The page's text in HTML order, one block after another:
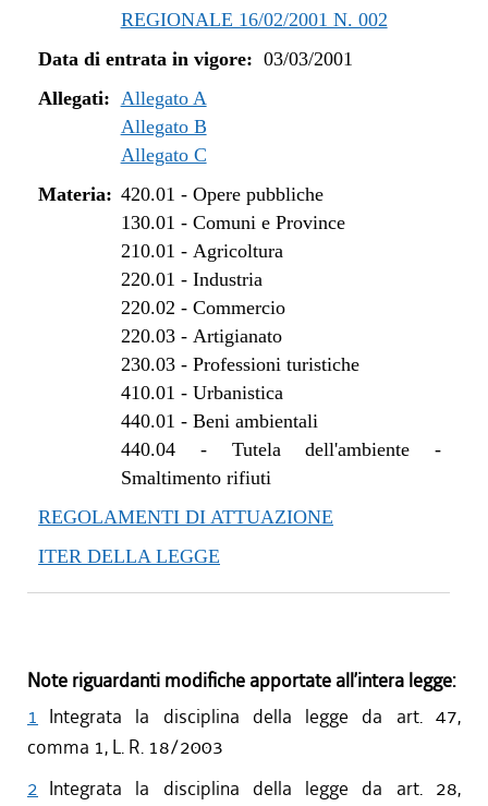
REGIONALE 16/02/2001 N. 002
Data di entrata in vigore: 03/03/2001
Allegati: Allegato A
Allegato B
Allegato C
Materia: 420.01 - Opere pubbliche
130.01 - Comuni e Province
210.01 - Agricoltura
220.01 - Industria
220.02 - Commercio
220.03- Artigianato
230.03- Professioni turistiche
410.01 - Urbanistica
440.01 - Beni ambientali
440.04- Tutela dell'ambiente -
Smaltimento rifiuti
REGOLAMENTI DI ATTUAZIONE
ITER DELLA LEGGE
Note riguardanti modifiche apportate all’intera legge:
1 Integrata la disciplina della legge da art. 47,
comma 1, L. R. 18/2003
2 Integrata la disciplina della legge da art. 28,